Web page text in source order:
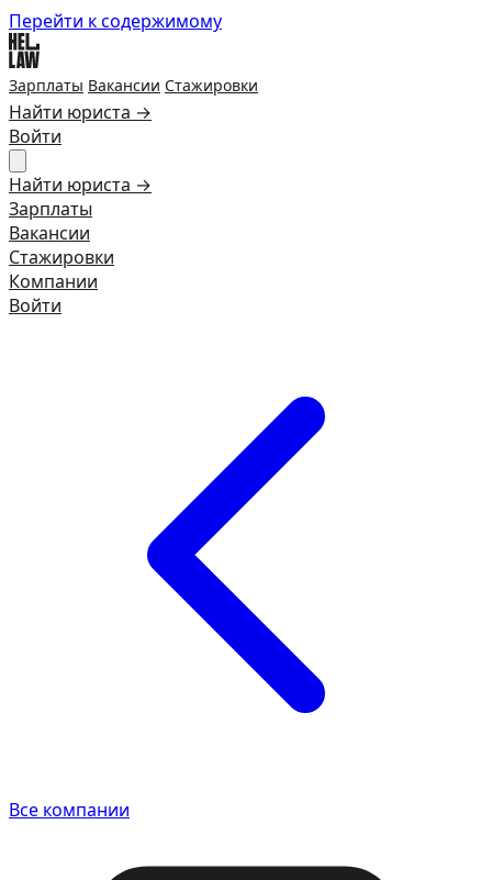
Перейти к содержимому
Зарплаты Вакансии Стажировки
Найти юриста →
Войти
Найти юриста →
Зарплаты
Вакансии
Стажировки
Компании
Войти
Все компании